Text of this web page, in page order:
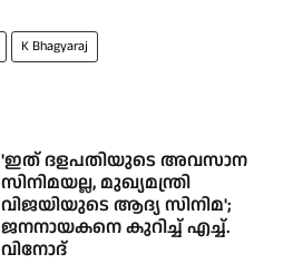
K Bhagyaraj
'ഇത് ദളപതിയുടെ അവസാന
സിനിമയല്ല, മുഖ്യമന്ത്രി
വിജയിയുടെ ആദ്യ സിനിമ';
ജനനായകനെ കുറിച്ച് എച്ച്.
വിനോദ്